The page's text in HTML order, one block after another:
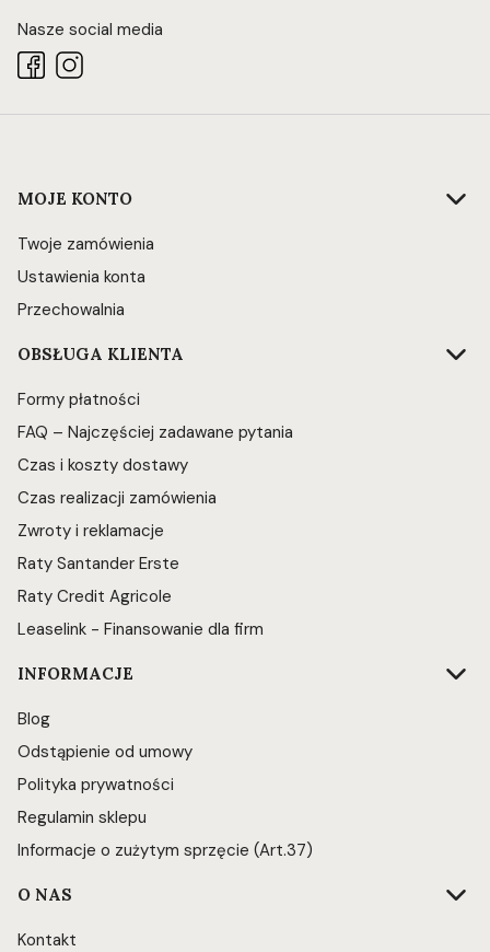
Nasze social media
Linki w stopce
MOJE KONTO
Twoje zamówienia
Ustawienia konta
Przechowalnia
OBSŁUGA KLIENTA
Formy płatności
FAQ – Najczęściej zadawane pytania
Czas i koszty dostawy
Czas realizacji zamówienia
Zwroty i reklamacje
Raty Santander Erste
Raty Credit Agricole
Leaselink - Finansowanie dla firm
INFORMACJE
Blog
Odstąpienie od umowy
Polityka prywatności
Regulamin sklepu
Informacje o zużytym sprzęcie (Art.37)
O NAS
Kontakt